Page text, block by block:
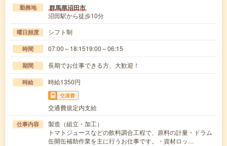
勤務地 群馬県沼田市
沼田駅から徒歩10分
曜日頻度 シフト制
時間 07:00～18:1519:00～06:15
期間 長期でお仕事できる方、大歓迎！
時給 時給1350円
交通費
交通費規定内支給
仕事内容
製造（組立・加工）
トマトジュースなどの飲料調合工程で、原料の計量・ドラム
缶開缶補助作業を主に行うお仕事です。・資材ロッ…